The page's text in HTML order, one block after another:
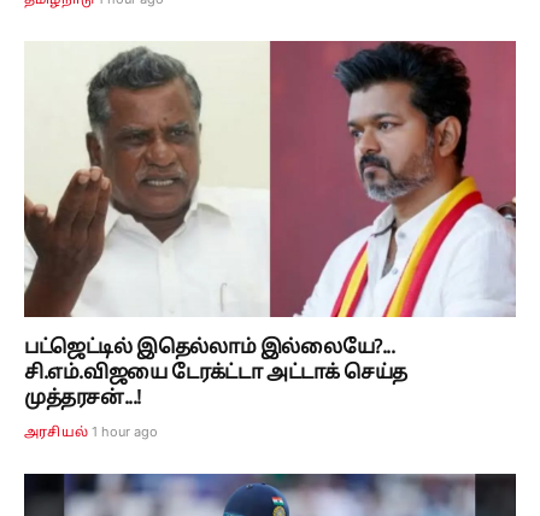
பட்ஜெட்டில் இதெல்லாம் இல்லையே?...
சி.எம்.விஜயை டேரக்ட்டா அட்டாக் செய்த
முத்தரசன்...!
அரசியல் 1 hour ago